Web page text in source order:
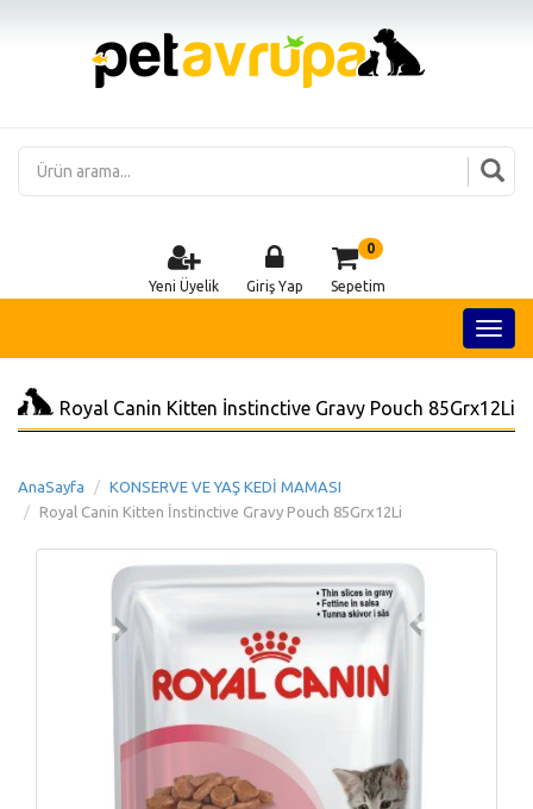
Yeni Üyelik Giriş Yap
0
Sepetim
Royal Canin Kitten İnstinctive Gravy Pouch 85Grx12Li
AnaSayfa
KONSERVE VE YAŞ KEDİ MAMASI
Royal Canin Kitten İnstinctive Gravy Pouch 85Grx12Li